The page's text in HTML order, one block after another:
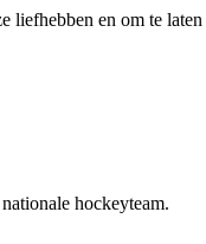
liefhebben en om te
hockeyteam.